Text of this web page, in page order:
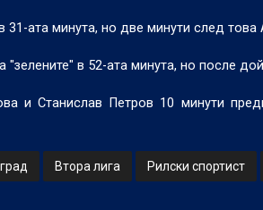
31-ата минута, но две минути след
в 52-ата минута, но после
и Станислав Петров 10 минути
Втора лига Рилски спортист